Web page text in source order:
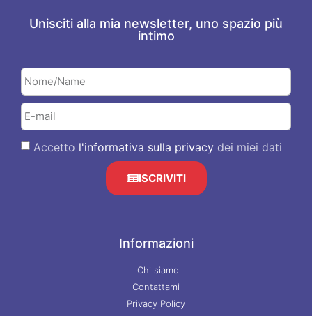
Unisciti alla mia newsletter, uno spazio più
intimo
Accetto l'informativa sulla privacy dei miei dati
ISCRIVITI
Informazioni
Chi siamo
Contattami
Privacy Policy